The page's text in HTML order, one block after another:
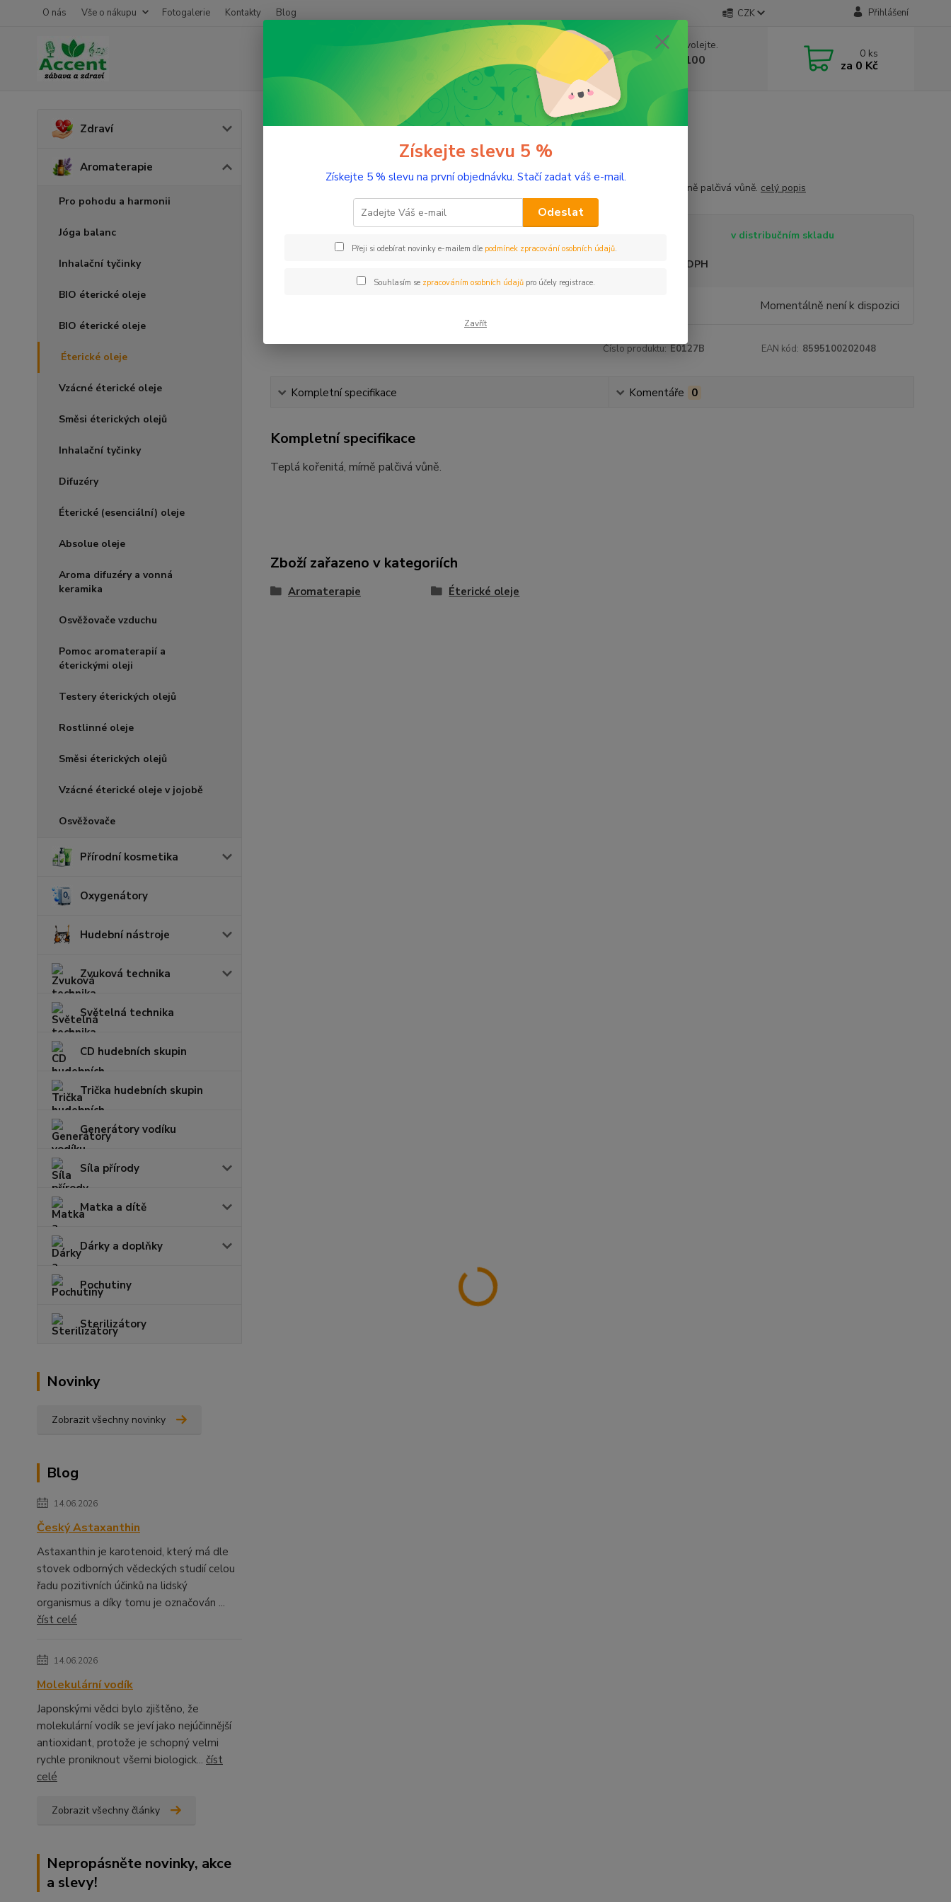
O nás Vše o nákupu Fotogalerie Kontakty Blog CZK Přihlášení
Nevíte si rady? Zavolejte.
+420 603 332 100
(Po-Pá, 10-17 hod.)
0 ks
za 0 Kč
Zdraví
Aromaterapie
Pro pohodu a harmonii
Jóga balanc
Inhalační tyčinky
BIO éterické oleje
BIO éterické oleje
Éterické oleje
Vzácné éterické oleje
Směsi éterických olejů
Inhalační tyčinky
Difuzéry
Éterické (esenciální) oleje
Absolue oleje
Aroma difuzéry a vonná
keramika
Osvěžovače vzduchu
Pomoc aromaterapií a
éterickými oleji
Testery éterických olejů
Rostlinné oleje
Směsi éterických olejů
Vzácné éterické oleje v jojobě
Osvěžovače
Přírodní kosmetika
Oxygenátory
Hudební nástroje
Zvuková technika
Světelná technika
CD hudebních skupin
Trička hudebních skupin
Generátory vodíku
Síla přírody
Matka a dítě
Dárky a doplňky
Pochutiny
Sterilizátory
Novinky
Zobrazit všechny novinky
Blog
14.06.2026
Český Astaxanthin
Astaxanthin je karotenoid, který má dle
stovek odborných vědeckých studií celou
řadu pozitivních účinků na lidský
organismus a díky tomu je označován ...
číst celé
14.06.2026
Molekulární vodík
Japonskými vědci bylo zjištěno, že
molekulární vodík se jeví jako nejúčinnější
antioxidant, protože je schopný velmi
rychle proniknout všemi biologick... číst
celé
Zobrazit všechny články
Nepropásněte novinky, akce
a slevy!
Aromaterapie Éterické oleje Koriandr 10 ml
Koriandr 10 ml
Teplá kořenitá, mírně palčivá vůně. celý popis
v distribučním skladu
Nejsme plátci DPH
Momentálně není k dispozici
Číslo produktu: E0127B EAN kód: 8595100202048
Kompletní specifikace Komentáře 0
Kompletní specifikace
Teplá kořenitá, mírně palčivá vůně.
Zboží zařazeno v kategoriích
Aromaterapie Éterické oleje
Získejte slevu 5 %
Získejte 5 % slevu na první objednávku. Stačí zadat váš e-mail.
Odeslat
Přeji si odebírat novinky e-mailem dle podmínek zpracování osobních údajů.
Souhlasím se zpracováním osobních údajůpro účely registrace.
Zavřít